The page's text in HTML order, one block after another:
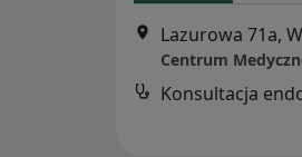
Lazurowa 71a,
Centrum
Konsultacja